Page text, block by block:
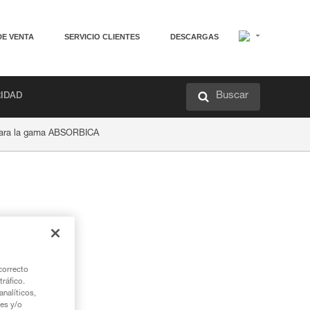
VENTA SERVICIO CLIENTES DESCARGAS
Buscar
la gama ABSORBICA
y/o